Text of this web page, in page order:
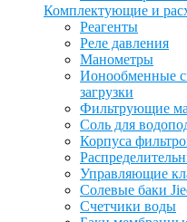
Комплектующие и
Реагенты
Реле давления
Манометры
Ионообменные
загрузки
Фильтрующие
Соль для
Корпуса
Управляющие
Солевые баки
Счетчики воды